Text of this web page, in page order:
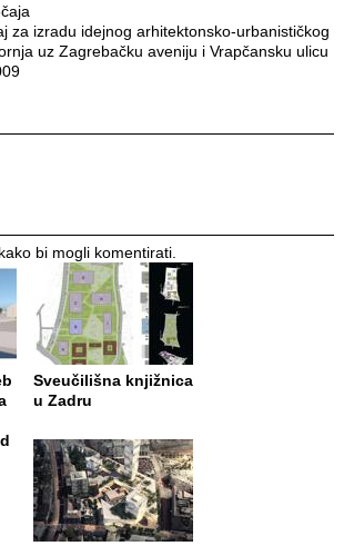
za izradu idejnog arhitektonsko-urbanističkog
uz Zagrebačku aveniju i Vrapčansku ulicu
kako bi mogli komentirati.
Sveučilišna knjižnica
u Zadru